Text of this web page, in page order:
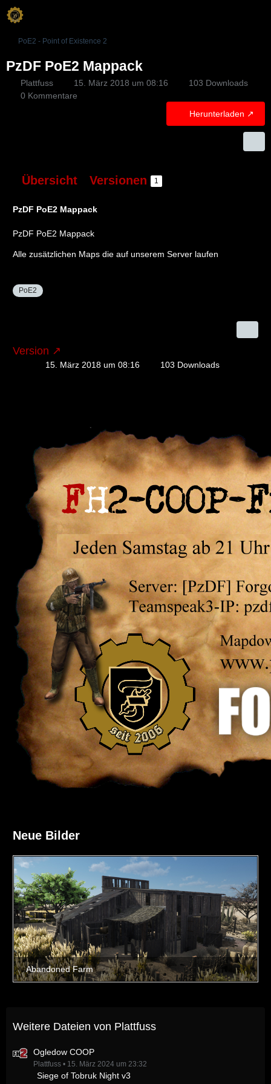
PoE2 - Point of Existence 2
PzDF PoE2 Mappack
Plattfuss 15. März 2018 um 08:16
103 Downloads
0 Kommentare
Herunterladen
Übersicht Versionen 1
PzDF PoE2 Mappack
PzDF PoE2 Mappack
Alle zusätzlichen Maps die auf unserem Server laufen
PoE2
Version
15. März 2018 um 08:16 103 Downloads
Neue Bilder
Weitere Dateien von Plattfuss
Ogledow COOP
Plattfuss 15. März 2024 um 23:32
Siege of Tobruk Night v3